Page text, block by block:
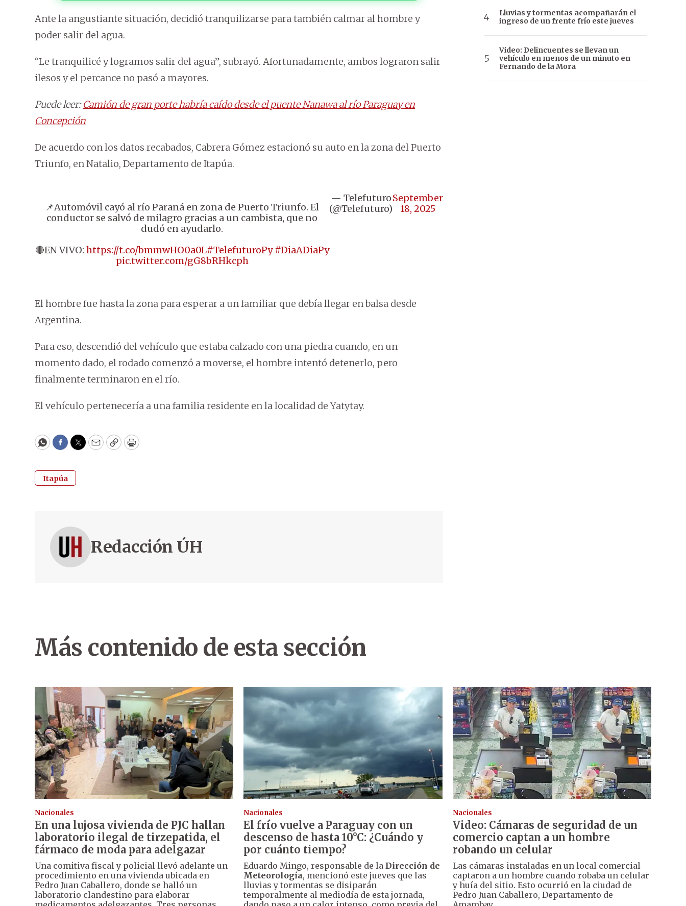
Ante la angustiante situación, decidió tranquilizarse para también calmar al hombre y
poder salir del agua.
“Le tranquilicé y logramos salir del agua”, subrayó. Afortunadamente, ambos lograron salir
ilesos y el percance no pasó a mayores.
Puede leer:Camión de gran porte habría caído desde el puente Nanawa al río Paraguay en
Concepción
De acuerdo con los datos recabados, Cabrera Gómez estacionó su auto en la zona del Puerto
Triunfo, en Natalio, Departamento de Itapúa.
📌Automóvil cayó al río Paraná en zona de Puerto Triunfo. El
conductor se salvó de milagro gracias a un cambista, que no
dudó en ayudarlo.
🔴EN VIVO: https://t.co/bmmwHO0a0L#TelefuturoPy #DiaADiaPy
pic.twitter.com/gG8bRHkcph
— Telefuturo
(@Telefuturo)
September
18, 2025
El hombre fue hasta la zona para esperar a un familiar que debía llegar en balsa desde
Argentina.
Para eso, descendió del vehículo que estaba calzado con una piedra cuando, en un
momento dado, el rodado comenzó a moverse, el hombre intentó detenerlo, pero
finalmente terminaron en el río.
El vehículo pertenecería a una familia residente en la localidad de Yatytay.
WhatsApp
Facebook
Twitter
EmailCopyPrint
Itapúa
Redacción ÚH
Lluvias y tormentas acompañarán el
ingreso de un frente frío este jueves
Video: Delincuentes se llevan un
vehículo en menos de un minuto en
Fernando de la Mora
Más contenido de esta sección
Nacionales
En una lujosa vivienda de PJC hallan
laboratorio ilegal de tirzepatida, el
fármaco de moda para adelgazar
Una comitiva fiscal y policial llevó adelante un
procedimiento en una vivienda ubicada en
Pedro Juan Caballero, donde se halló un
laboratorio clandestino para elaborar
Nacionales
El frío vuelve a Paraguay con un
descenso de hasta 10°C: ¿Cuándo y
por cuánto tiempo?
Eduardo Mingo, responsable de laDirección de
Meteorología, mencionó este jueves que las
lluvias y tormentas se disiparán
temporalmente al mediodía de esta jornada,
Nacionales
Video: Cámaras de seguridad de un
comercio captan a un hombre
robando un celular
Las cámaras instaladas en un local comercial
captaron a un hombre cuando robaba un celular
y huía del sitio. Esto ocurrió en la ciudad de
Pedro Juan Caballero, Departamento de